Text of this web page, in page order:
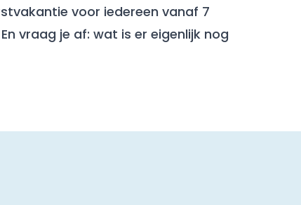
voor iedereen vanaf 7
vraag je af: wat is er eigenlijk nog